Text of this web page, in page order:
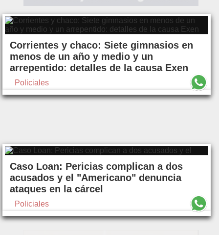
Corrientes y chaco: Siete gimnasios en
menos de un año y medio y un
arrepentido: detalles de la causa Exen
Policiales
Caso Loan: Pericias complican a dos
acusados y el "Americano" denuncia
ataques en la cárcel
Policiales